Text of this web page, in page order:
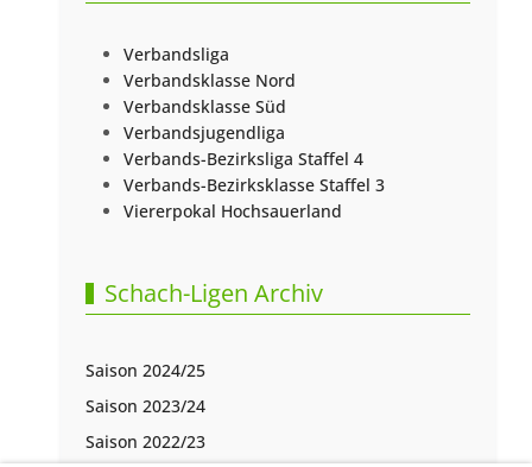
Verbandsliga
Verbandsklasse Nord
Verbandsklasse Süd
Verbandsjugendliga
Verbands-Bezirksliga Staffel 4
Verbands-Bezirksklasse Staffel 3
Viererpokal Hochsauerland
Schach-Ligen Archiv
Saison 2024/25
Saison 2023/24
Saison 2022/23